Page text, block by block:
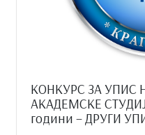
КОНКУРС ЗА УПИС
АКАДЕМСКЕ
години – ДРУГИ